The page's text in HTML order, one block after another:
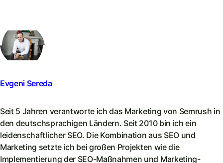
Evgeni Sereda
Seit 5 Jahren verantworte ich das Marketing von Semrush in
den deutschsprachigen Ländern. Seit 2010 bin ich ein
leidenschaftlicher SEO. Die Kombination aus SEO und
Marketing setzte ich bei großen Projekten wie die
Implementierung der SEO-Maßnahmen und Marketing-